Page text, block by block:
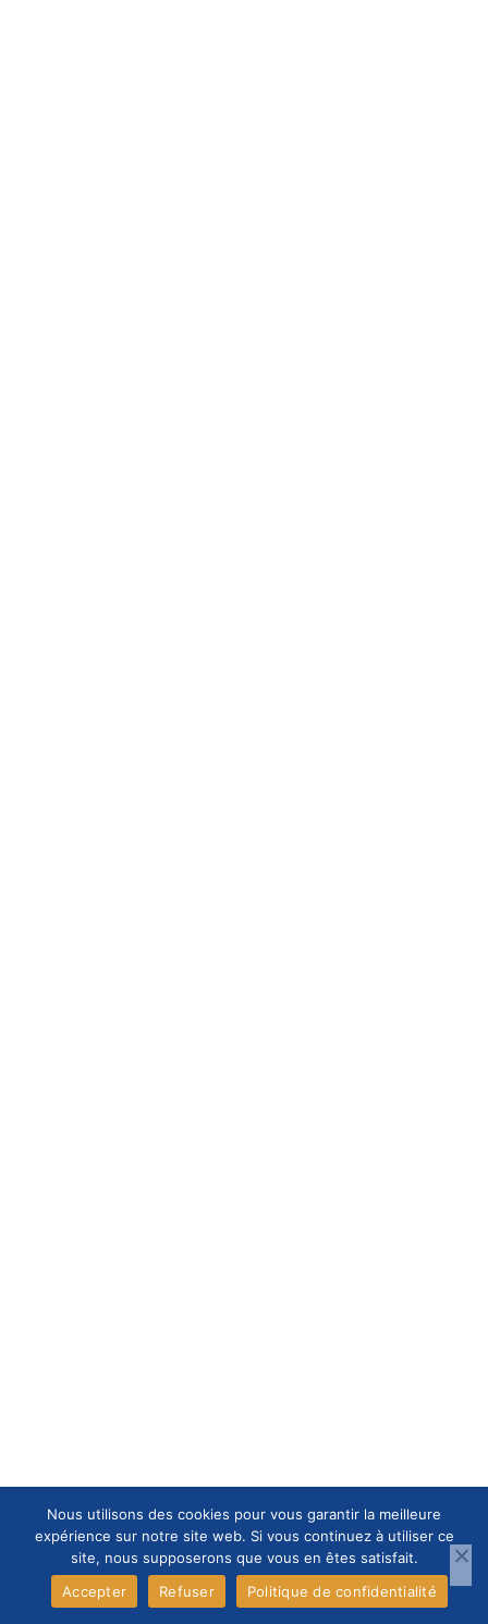
Nous utilisons des cookies pour vous garantir la meilleure
expérience sur notre site web. Si vous continuez à utiliser ce
site, nous supposerons que vous en êtes satisfait.
Accepter
Refuser Politique de confidentialité